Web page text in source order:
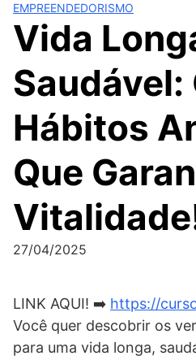
EMPREENDEDORISMO
Vida
Saudável:
Hábitos
Que
27/04/2025
LINK AQUI! ➡️ https://
Você quer descobrir os
para uma vida longa,